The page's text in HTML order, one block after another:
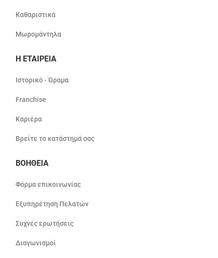
Καθαριστικά
Μωρομάντηλα
Η ΕΤΑΙΡΕΙΑ
Ιστορικό - Όραμα
Franchise
Καριέρα
Βρείτε το κατάστημά σας
ΒΟΗΘΕΙΑ
Φόρμα επικοινωνίας
Εξυπηρέτηση Πελατών
Συχνές ερωτήσεις
Διαγωνισμοί